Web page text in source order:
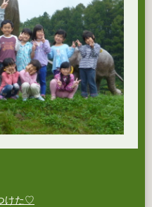
けた♡